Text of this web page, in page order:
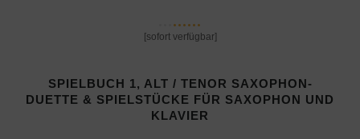
[sofort verfügbar]
SPIELBUCH 1, ALT / TENOR SAXOPHON-
DUETTE & SPIELSTÜCKE FÜR SAXOPHON UND
KLAVIER